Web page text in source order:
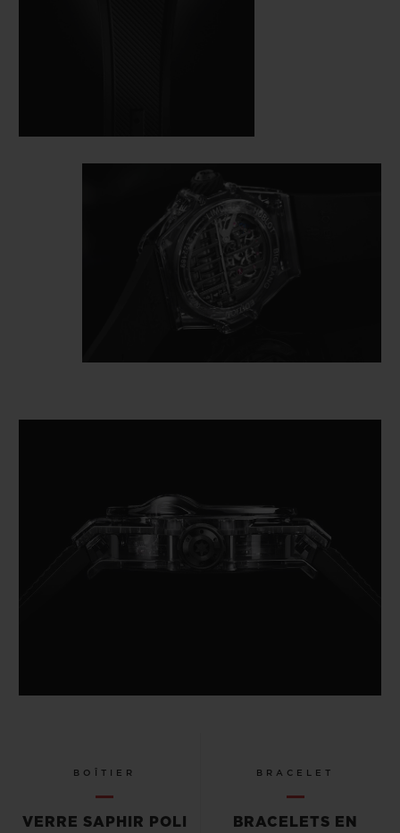
BOÎTIER
VERRE SAPHIR POLI
BRACELET
BRACELETS EN